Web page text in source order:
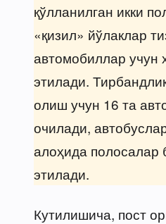
қўлланилган икки
«қизил» йўлаклар
автомобиллар учун
этилади.
олиш учун 16 та
очилади,
алоҳида полосалар
этилади.
Кутилишича, пост